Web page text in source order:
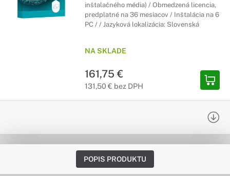
inštalačného média) / Obmedzená licencia,
predplatné na 36 mesiacov / Inštalácia na 6
PC / / Jazyková lokalizácia: Slovenská
NA SKLADE
161,75 €
131,50 € bez DPH
POPIS PRODUKTU